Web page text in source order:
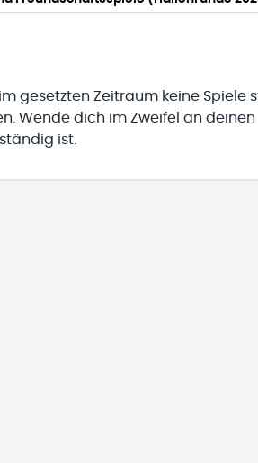
gesetzten Zeitraum keine Spiele
Wende dich im Zweifel an deinen
ist.